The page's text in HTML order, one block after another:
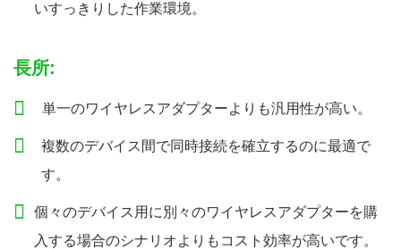
いすっきりした作業環境。
長所:
単一のワイヤレスアダプターよりも汎用性が高い。
複数のデバイス間で同時接続を確立するのに最適で
す。
個々のデバイス用に別々のワイヤレスアダプターを購
入する場合のシナリオよりもコスト効率が高いです。